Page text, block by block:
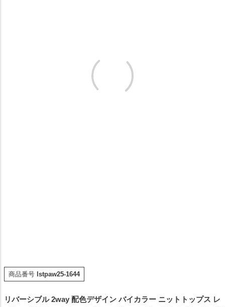
商品番号 lstpaw25-1644
リバーシブル 2way 配色デザイン バイカラー ニットトップス レ